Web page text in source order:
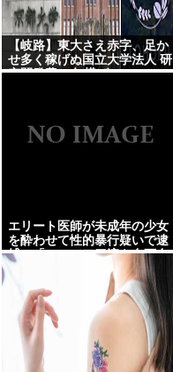
【岐路】東大さえ赤字、足か
せ多く稼げぬ国立大学法人 研
究開発費20年横ばい
エリート医師が未成年の少女
を酔わせて性的暴行疑いで逮
捕…「SNSで二刀流を自画自
賛」の素顔